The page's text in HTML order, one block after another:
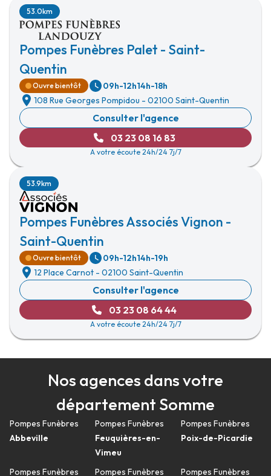
Pompes Funèbres Palet - Saint-
Quentin
53.0km
Ouvre bientôt 09h-12h14h-18h
108 Rue Georges Pompidou - 02100 Saint-Quentin
Consulter l'agence
03 23 08 16 83
A votre écoute 24h/24 7j/7
Pompes Funèbres Associés Vignon -
Saint-Quentin
53.9km
Ouvre bientôt 09h-12h14h-19h
12 Place Carnot - 02100 Saint-Quentin
Consulter l'agence
03 23 08 64 44
A votre écoute 24h/24 7j/7
Nos agences dans votre
département Somme
Pompes Funèbres
Abbeville
Pompes Funèbres
Pompes Funèbres
Feuquières-en-
Vimeu
Pompes Funèbres
Pompes Funèbres
Poix-de-Picardie
Pompes Funèbres